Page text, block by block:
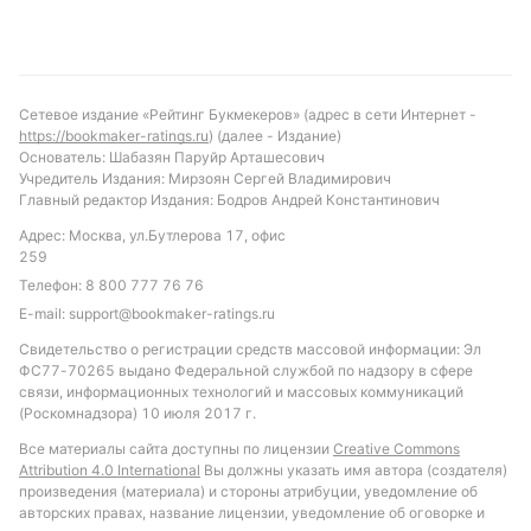
забьют, учитывая их склонность к результативной
игре и средние показатели голов. Также интересен
вариант с тоталом больше 1.5, что соответствует
общей тенденции турнира и вероятности увидеть
минимум два мяча в матче.
Обновлено:
Автор
Александр Трибуш
Подписаться
Сетевое издание «Рейтинг Букмекеров» (адрес в сети Интернет -
https://bookmaker-ratings.ru) (далее - Издание)
Основатель: Шабазян Паруйр Арташесович
Учредитель Издания: Мирзоян Сергей Владимирович
Главный редактор Издания: Бодров Андрей Константинович
Адрес: Москва, ул.Бутлерова 17, офис
259
Телефон: 8 800 777 76 76
E-mail: support@bookmaker-ratings.ru
Свидетельство о регистрации средств массовой информации: Эл
ФС77-70265 выдано Федеральной службой по надзору в сфере
связи, информационных технологий и массовых коммуникаций
(Роскомнадзора) 10 июля 2017 г.
Все материалы сайта доступны по лицензии Creative Commons
Attribution 4.0 International Вы должны указать имя автора (создателя)
произведения (материала) и стороны атрибуции, уведомление об
авторских правах, название лицензии, уведомление об оговорке и